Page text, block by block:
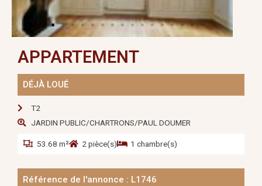
APPARTEMENT
DÉJÀ LOUÉ
T2
JARDIN PUBLIC/CHARTRONS/PAUL DOUMER
53.68 m² 2 pièce(s) 1 chambre(s)
Référence de l'annonce : L1746